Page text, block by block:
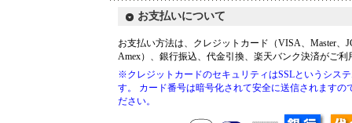
お支払いについて
お支払い方法は、クレジットカード（VISA、Master、
Amex）、銀行振込、代金引換、楽天バンク決済がご利
※クレジットカードのセキュリティはSSLというシス
す。 カード番号は暗号化されて安全に送信されますの
ださい。